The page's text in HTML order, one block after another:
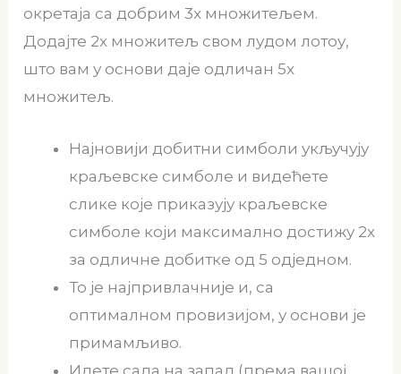
окретаја са добрим 3x множитељем.
Додајте 2x множитељ свом лудом лотоу,
што вам у основи даје одличан 5x
множитељ.
Најновији добитни симболи укључују
краљевске симболе и видећете
слике које приказују краљевске
симболе који максимално достижу 2x
за одличне добитке од 5 одједном.
То је најпривлачније и, са
оптималном провизијом, у основи је
примамљиво.